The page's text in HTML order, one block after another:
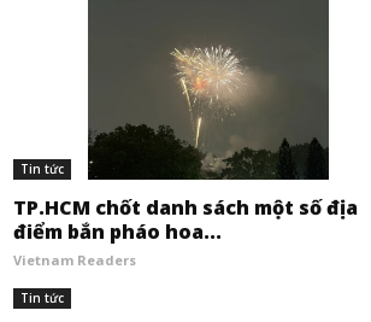
Tin tức
TP.HCM chốt danh sách một số địa
điểm bắn pháo hoa...
Vietnam Readers
Tin tức